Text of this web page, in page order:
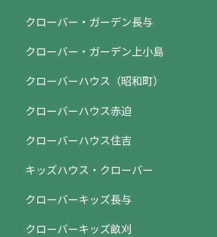
クローバー・ガーデン長与
クローバー・ガーデン上小島
クローバーハウス（昭和町）
クローバーハウス赤迫
クローバーハウス住吉
キッズハウス・クローバー
クローバーキッズ長与
クローバーキッズ畝刈